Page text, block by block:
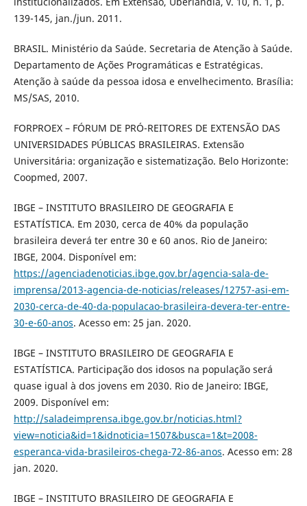
139-145, jan./jun. 2011.
BRASIL. Ministério da Saúde. Secretaria de Atenção à Saúde.
Departamento de Ações Programáticas e Estratégicas.
Atenção à saúde da pessoa idosa e envelhecimento. Brasília:
MS/SAS, 2010.
FORPROEX – FÓRUM DE PRÓ-REITORES DE EXTENSÃO DAS
UNIVERSIDADES PÚBLICAS BRASILEIRAS. Extensão
Universitária: organização e sistematização. Belo Horizonte:
Coopmed, 2007.
IBGE – INSTITUTO BRASILEIRO DE GEOGRAFIA E
ESTATÍSTICA. Em 2030, cerca de 40% da população
brasileira deverá ter entre 30 e 60 anos. Rio de Janeiro:
IBGE, 2004. Disponível em:
https://agenciadenoticias.ibge.gov.br/agencia-sala-de-
imprensa/2013-agencia-de-noticias/releases/12757-asi-em-
2030-cerca-de-40-da-populacao-brasileira-devera-ter-entre-
30-e-60-anos. Acesso em: 25 jan. 2020.
IBGE – INSTITUTO BRASILEIRO DE GEOGRAFIA E
ESTATÍSTICA. Participação dos idosos na população será
quase igual à dos jovens em 2030. Rio de Janeiro: IBGE,
2009. Disponível em:
http://saladeimprensa.ibge.gov.br/noticias.html?
view=noticia&id=1&idnoticia=1507&busca=1&t=2008-
esperanca-vida-brasileiros-chega-72-86-anos. Acesso em: 28
jan. 2020.
IBGE – INSTITUTO BRASILEIRO DE GEOGRAFIA E